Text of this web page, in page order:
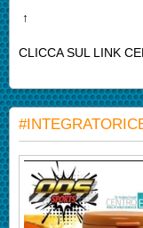
↑
CLICCA SUL LINK